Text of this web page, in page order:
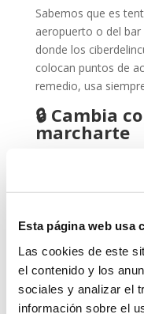
Esta página web usa
Las cookies de este
el contenido y los
sociales y analizar el
información sobre el
Sabemos que es
aeropuerto o del
donde los
colocan puntos de
remedio, usa
🔒Cambia
marcharte
Una forma sencilla
cambiar las
combinaciones
Cuidado
vacacional
Durante el verano
ganado un viaje”,